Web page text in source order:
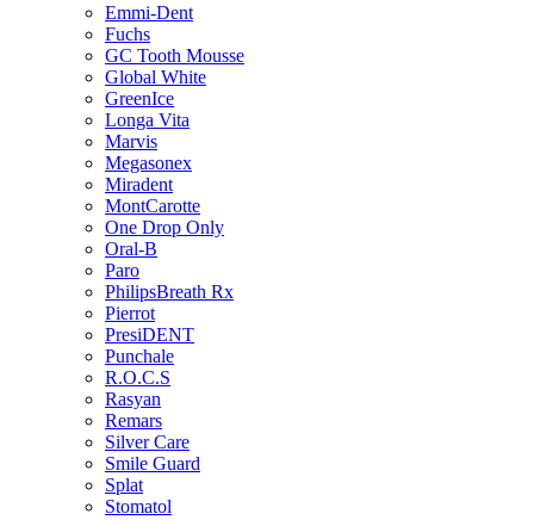
Emmi-Dent
Fuchs
GC Tooth Mousse
Global White
GreenIce
Longa Vita
Marvis
Megasonex
Miradent
MontCarotte
One Drop Only
Oral-B
Paro
PhilipsBreath Rx
Pierrot
PresiDENT
Punchale
R.O.C.S
Rasyan
Remars
Silver Care
Smile Guard
Splat
Stomatol